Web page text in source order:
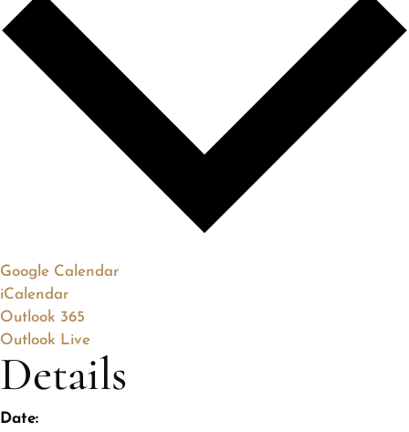
Google Calendar
iCalendar
Outlook 365
Outlook Live
Details
Date: